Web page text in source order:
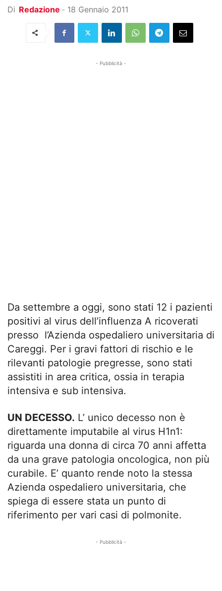
Di Redazione - 18 Gennaio 2011
- Pubblicità -
Da settembre a oggi, sono stati 12 i pazienti
positivi al virus dell’influenza A ricoverati
presso l’Azienda ospedaliero universitaria di
Careggi. Per i gravi fattori di rischio e le
rilevanti patologie pregresse, sono stati
assistiti in area critica, ossia in terapia
intensiva e sub intensiva.
UN DECESSO. L’ unico decesso non è
direttamente imputabile al virus H1n1:
riguarda una donna di circa 70 anni affetta
da una grave patologia oncologica, non più
curabile. E’ quanto rende noto la stessa
Azienda ospedaliero universitaria, che
spiega di essere stata un punto di
riferimento per vari casi di polmonite.
- Pubblicità -